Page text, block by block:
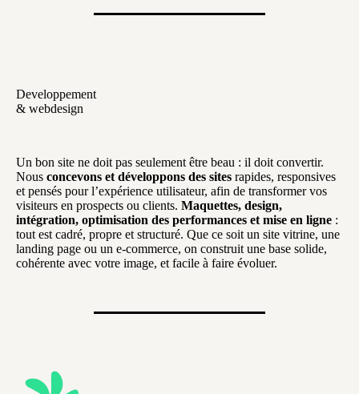
Developpement
& webdesign
Un bon site ne doit pas seulement être beau : il doit convertir.
Nous concevons et développons des sites rapides, responsives
et pensés pour l’expérience utilisateur, afin de transformer vos
visiteurs en prospects ou clients. Maquettes, design,
intégration, optimisation des performances et mise en ligne :
tout est cadré, propre et structuré. Que ce soit un site vitrine, une
landing page ou un e-commerce, on construit une base solide,
cohérente avec votre image, et facile à faire évoluer.